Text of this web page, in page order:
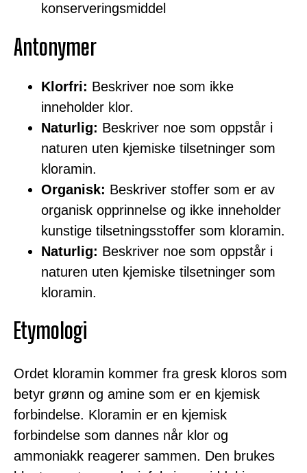
konserveringsmiddel
Antonymer
Klorfri: Beskriver noe som ikke
inneholder klor.
Naturlig: Beskriver noe som oppstår i
naturen uten kjemiske tilsetninger som
kloramin.
Organisk: Beskriver stoffer som er av
organisk opprinnelse og ikke inneholder
kunstige tilsetningsstoffer som kloramin.
Naturlig: Beskriver noe som oppstår i
naturen uten kjemiske tilsetninger som
kloramin.
Etymologi
Ordet kloramin kommer fra gresk kloros som
betyr grønn og amine som er en kjemisk
forbindelse. Kloramin er en kjemisk
forbindelse som dannes når klor og
ammoniakk reagerer sammen. Den brukes